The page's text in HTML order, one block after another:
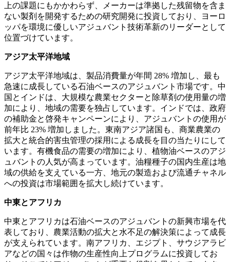
上の課題にもかかわらず、メーカーは準拠した残留物を含ま
ない製剤を開発するための研究開発に投資しており、ヨーロ
ッパを環境に優しいアジュバント技術革新のリーダーとして
位置づけています。
アジア太平洋地域
アジア太平洋地域は、製品消費量が年間 28% 増加し、最も
急速に成長している石油ベースのアジュバント市場です。中
国とインドは、大規模な農業セクターと除草剤の使用量の増
加により、地域の需要を独占しています。インドでは、政府
の補助金と啓発キャンペーンにより、アジュバントの使用が
前年比 23% 増加しました。東南アジア諸国も、商業農業の
拡大と統合的害虫管理の採用による成長を目の当たりにして
います。有機食品の需要の増加により、植物油ベースのアジ
ュバントの人気が高まっています。油糧種子の国内生産は地
域の供給を支えている一方、地元の製造および流通チャネル
への投資は市場範囲を拡大し続けています。
中東とアフリカ
中東とアフリカは石油ベースのアジュバントの新興市場を代
表しており、農業活動の拡大と水不足の解決策によって成長
が支えられています。南アフリカ、エジプト、サウジアラビ
アなどの国々は作物の生産性向上プログラムに投資してお